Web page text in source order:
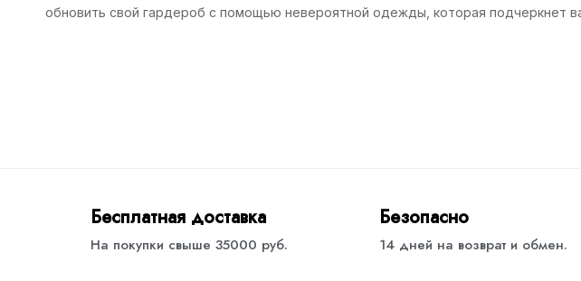
обновить свой гардероб с помощью невероятной одежды, которая подчеркнет
Бесплатная доставка
На покупки свыше 35000 руб.
Безопасно
14 дней на возврат и обмен.